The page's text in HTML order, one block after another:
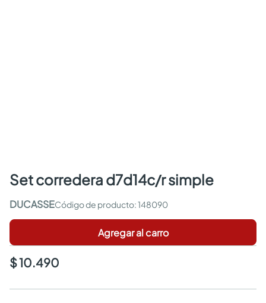
set corredera d7d14c/r simple
DUCASSE :148090
Agregar al carro
$ 10.490